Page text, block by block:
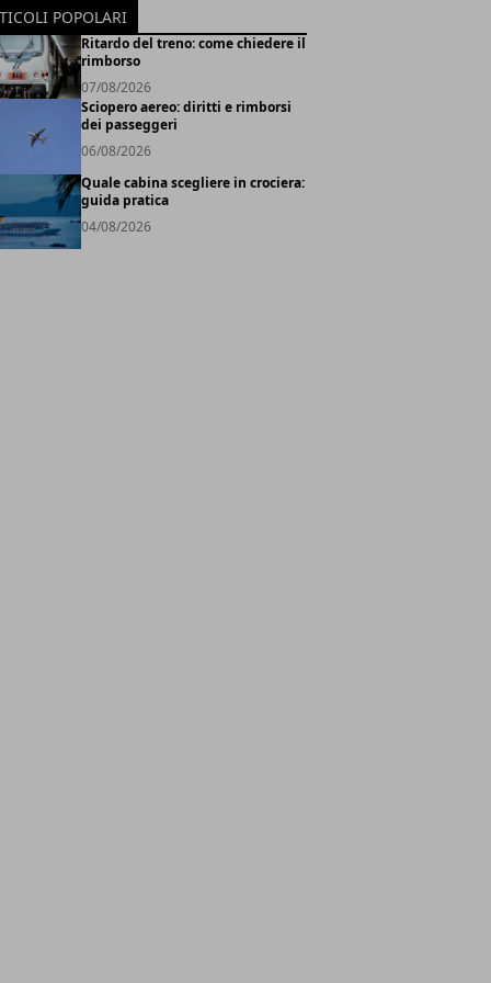
POPOLARI
Ritardo del treno: come chiedere il
rimborso
07/08/2026
Sciopero aereo: diritti e rimborsi
dei passeggeri
06/08/2026
Quale cabina scegliere in crociera:
guida pratica
04/08/2026